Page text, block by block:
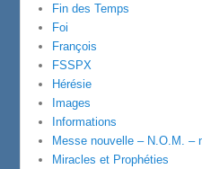
Fin des Temps
Foi
François
FSSPX
Hérésie
Images
Informations
Messe nouvelle – N.O.M. –
Miracles et Prophéties